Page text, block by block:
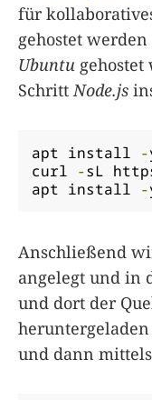
für
gehostet
Ubuntu gehostet
Schritt Node.js
apt install -
curl -sL
apt install -
Anschließend
angelegt und in
und dort der
und dann mittels